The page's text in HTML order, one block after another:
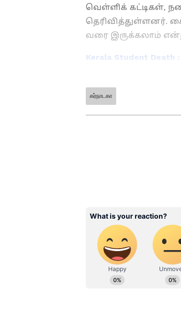
வெள்ளிக் கட்டிகள்,
தெரிவித்துள்ளனர்.
வரை இருக்கலாம்
Kerala Student
நகைக்கடை
ABOUT THE AUTHOR
கர்நாடகா